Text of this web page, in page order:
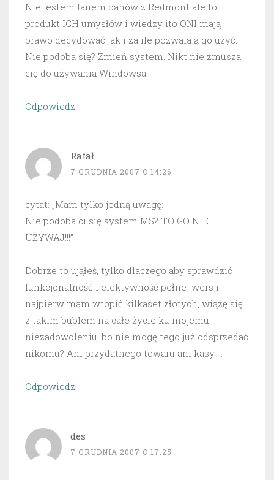
Nie jestem fanem panów z Redmont ale to
produkt ICH umysłów i wiedzy ito ONI mają
prawo decydować jak i za ile pozwalają go użyć.
Nie podoba się? Zmień system. Nikt nie zmusza
cię do używania Windowsa.
Odpowiedz
Rafał
7 GRUDNIA 2007 O 14:26
cytat: „Mam tylko jedną uwagę:
Nie podoba ci się system MS? TO GO NIE
UŻYWAJ!!!”
Dobrze to ująłeś, tylko dlaczego aby sprawdzić
funkcjonalność i efektywność pełnej wersji
najpierw mam wtopić kilkaset złotych, wiążę się
z takim bublem na całe życie ku mojemu
niezadowoleniu, bo nie mogę tego już odsprzedać
nikomu? Ani przydatnego towaru ani kasy …
Odpowiedz
des
7 GRUDNIA 2007 O 17:25